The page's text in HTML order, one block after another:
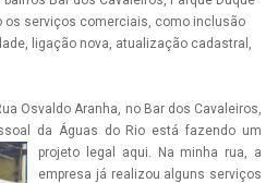
os serviços comerciais, como inclusão
ligação nova, atualização cadastral,
Osvaldo Aranha, no Bar dos Cavaleiros,
da Águas do Rio está fazendo um
projeto legal aqui. Na minha rua, a
empresa já realizou alguns serviços